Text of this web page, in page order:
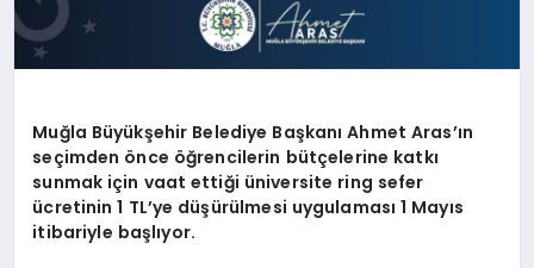
Muğla Büyükşehir Belediye Başkanı Ahmet Aras’ın
seçimden önce öğrencilerin bütçelerine katkı
sunmak için vaat ettiği üniversite ring sefer
ücretinin 1 TL’ye düşürülmesi uygulaması 1 Mayıs
itibariyle başlıyor.